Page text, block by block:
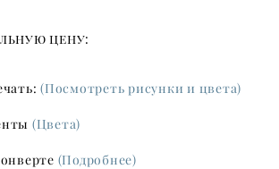
цену:
(Посмотреть рисунки и цвета)
(Цвета)
(Подробнее)